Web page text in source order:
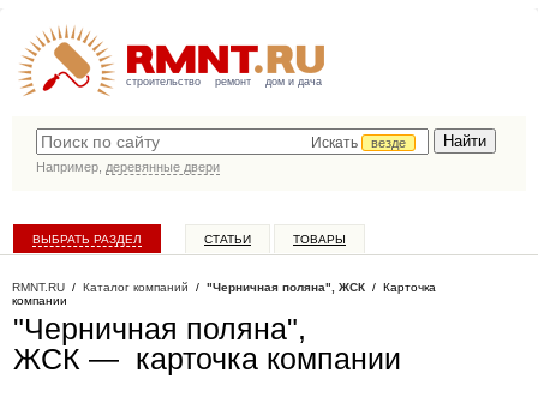
строительство ремонт дом и дача
Искать
везде
Например, деревянные двери
ВЫБРАТЬ РАЗДЕЛ СТАТЬИ ТОВАРЫ
RMNT.RU / Каталог компаний / "Черничная поляна", ЖСК / Карточка
компании
"Черничная поляна",
ЖСК — карточка компании